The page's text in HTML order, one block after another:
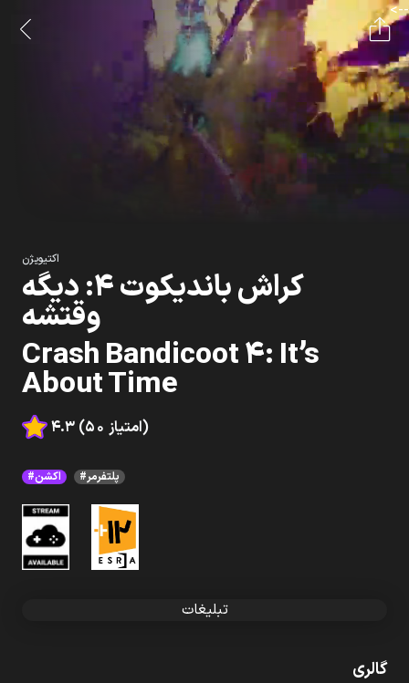
-->
اکتیویژن
کراش باندیکوت ۴: دیگه
وقتشه
Crash Bandicoot 4: It’s
About Time
4.3 (50 امتیاز)
#اکشن #پلتفرمر
تبلیغات
گالری